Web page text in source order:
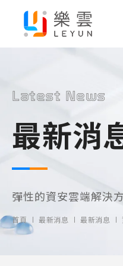
Latest News
最新消
彈性的資安雲端解決
首頁 最新消息 最新消息